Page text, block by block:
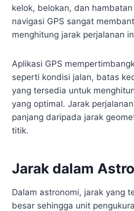
kelok, belokan, dan
navigasi GPS sangat
menghitung jarak perjalanan
Aplikasi GPS
seperti kondisi jalan, batas
yang tersedia untuk
yang optimal. Jarak
panjang daripada jarak
titik.
Jarak dalam
Dalam astronomi, jarak yang
besar sehingga unit